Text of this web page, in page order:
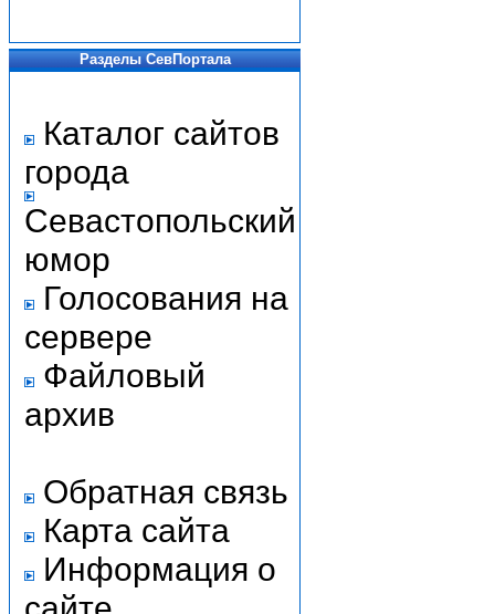
Разделы СевПортала
Каталог сайтов
города
Севастопольский
юмор
Голосования на
сервере
Файловый
архив
Обратная связь
Карта сайта
Информация о